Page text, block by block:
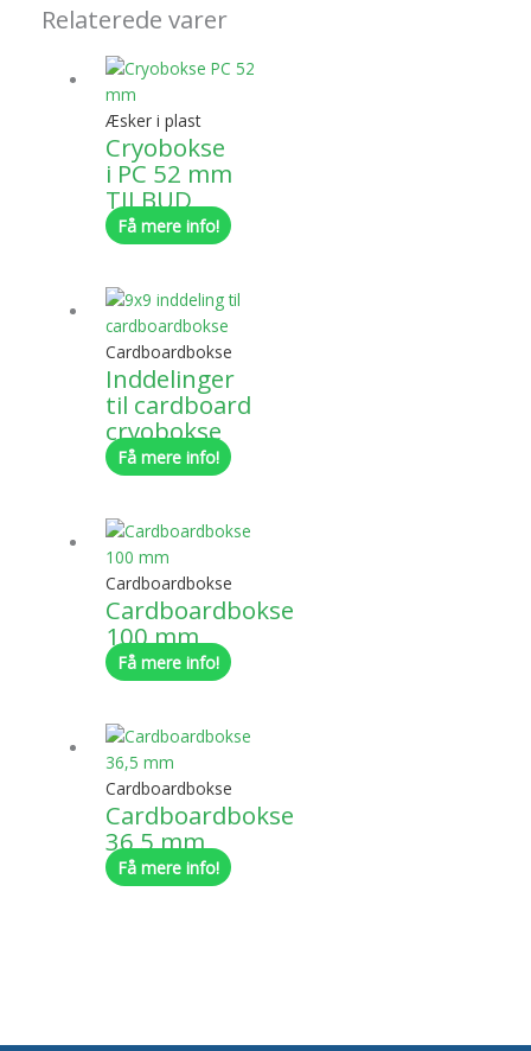
Relaterede varer
Æsker i plast
Cryobokse
i PC 52 mm
TILBUD
Få mere info!
Cardboardbokse
Inddelinger
til cardboard
cryobokse
Få mere info!
Cardboardbokse
Cardboardbokse
100 mm
Få mere info!
Cardboardbokse
Cardboardbokse
36,5 mm
Få mere info!